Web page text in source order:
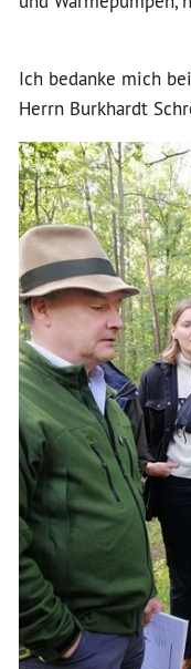
Ich bedanke mich
Herrn Burkhardt